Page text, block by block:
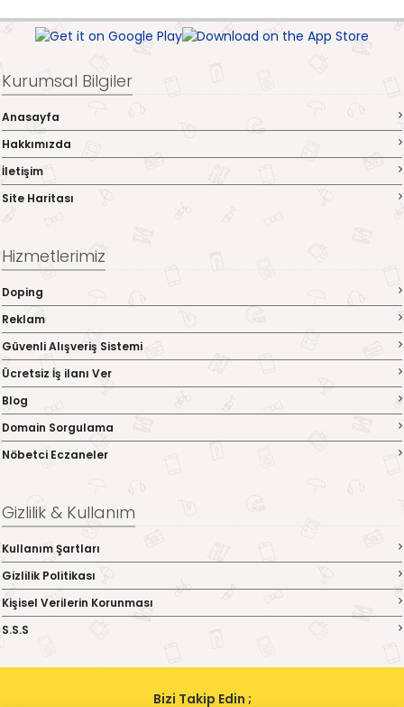
Kurumsal Bilgiler
Anasayfa
Hakkımızda
İletişim
Site Haritası
Hizmetlerimiz
Doping
Reklam
Güvenli Alışveriş Sistemi
Ücretsiz İş ilanı Ver
Blog
Domain Sorgulama
Nöbetci Eczaneler
Gizlilik & Kullanım
Kullanım Şartları
Gizlilik Politikası
Kişisel Verilerin Korunması
S.S.S
Bizi Takip Edin ;